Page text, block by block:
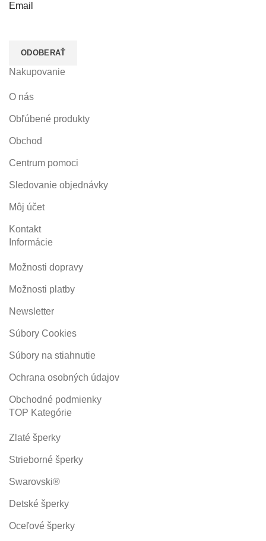
Email
Nakupovanie
O nás
Obľúbené produkty
Obchod
Centrum pomoci
Sledovanie objednávky
Môj účet
Kontakt
Informácie
Možnosti dopravy
Možnosti platby
Newsletter
Súbory Cookies
Súbory na stiahnutie
Ochrana osobných údajov
Obchodné podmienky
TOP Kategórie
Zlaté šperky
Strieborné šperky
Swarovski®
Detské šperky
Oceľové šperky